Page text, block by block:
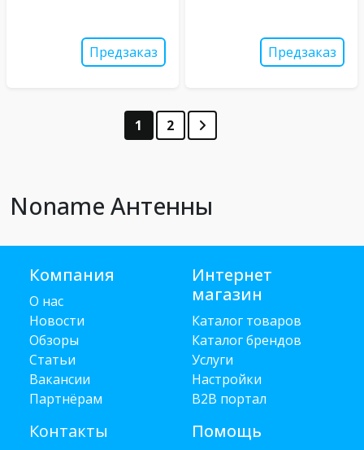
Предзаказ Предзаказ
1 2
Noname Антенны
Компания
О нас
Новости
Обзоры
Статьи
Вакансии
Партнёрам
Контакты
Интернет
магазин
Каталог товаров
Каталог брендов
Услуги
Настройки
B2B портал
Помощь